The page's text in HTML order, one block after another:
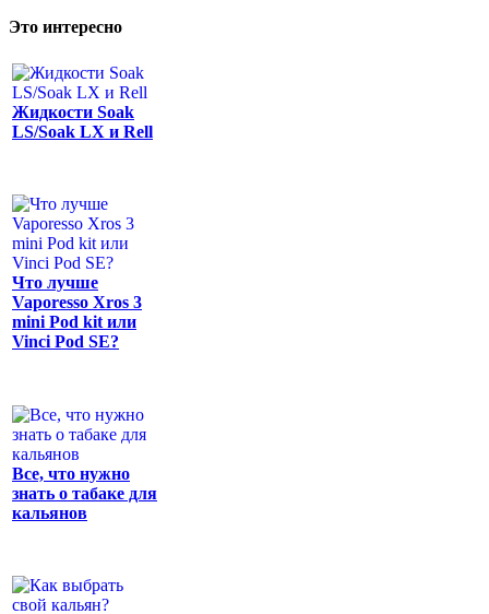
Это интересно
Жидкости Soak
LS/Soak LX и Rell
Что лучше
Vaporesso Xros 3
mini Pod kit или
Vinci Pod SE?
Все, что нужно
знать о табаке для
кальянов